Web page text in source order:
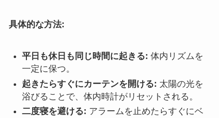
具体的な方法:
平日も休日も同じ時間に起きる: 体内リズムを
一定に保つ。
起きたらすぐにカーテンを開ける: 太陽の光を
浴びることで、体内時計がリセットされる。
二度寝を避ける: アラームを止めたらすぐにベ